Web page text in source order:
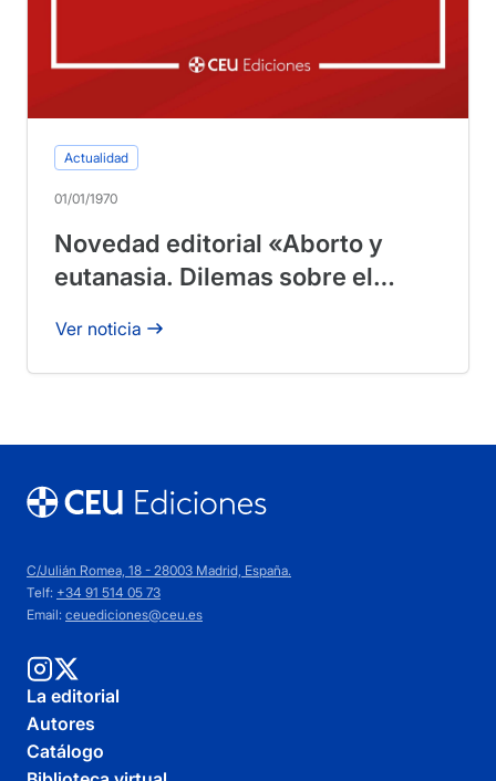
Actualidad
01/01/1970
Novedad editorial «Aborto y
eutanasia. Dilemas sobre el
Ver noticia
C/Julián Romea, 18 - 28003 Madrid, España.
Telf: +34 91 514 05 73
Email: ceuediciones@ceu.es
La editorial
Autores
Catálogo